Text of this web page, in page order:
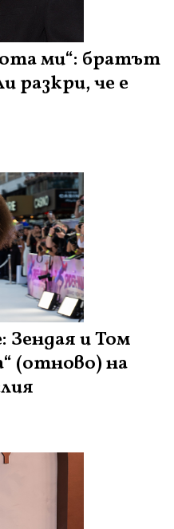
ми“: братът
разкри, че е
и Том
(отново) на